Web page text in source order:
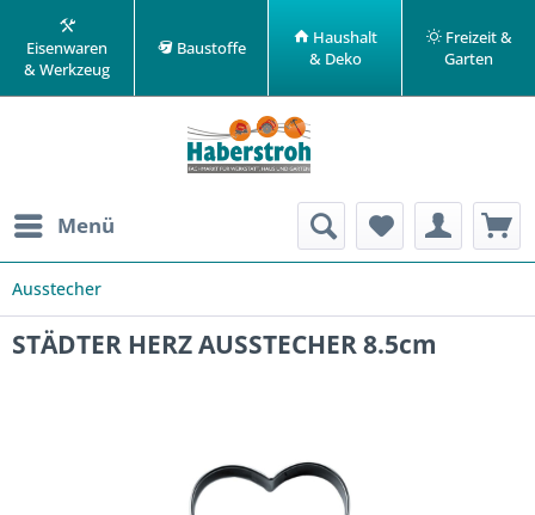
Eisenwaren
& Werkzeug
Baustoffe
Haushalt
& Deko
Freizeit &
Garten
Menü
Ausstecher
STÄDTER HERZ AUSSTECHER 8.5cm